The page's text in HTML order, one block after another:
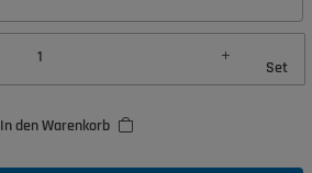
Set
In den Warenkorb